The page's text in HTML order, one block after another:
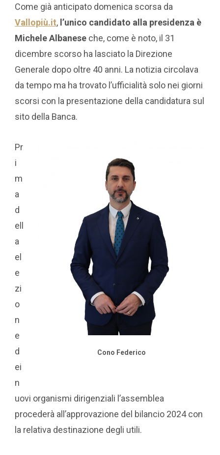
Come già anticipato domenica scorsa da
Vallopiù.it, l’unico candidato alla presidenza è
Michele Albanese che, come è noto, il 31
dicembre scorso ha lasciato la Direzione
Generale dopo oltre 40 anni. La notizia circolava
da tempo ma ha trovato l’ufficialità solo nei giorni
scorsi con la presentazione della candidatura sul
sito della Banca.
Cono Federico
Pr
i
m
a
d
ell
a
el
e
zi
o
n
e
d
ei
n
uovi organismi dirigenziali l’assemblea
procederà all’approvazione del bilancio 2024 con
la relativa destinazione degli utili.